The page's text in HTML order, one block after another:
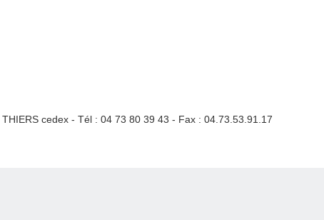
cedex - Tél : 04 73 80 39 43 - Fax : 04.73.53.91.17